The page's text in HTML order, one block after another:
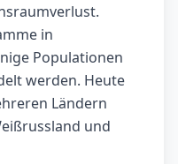
in
Populationen
werden. Heute
Ländern
und